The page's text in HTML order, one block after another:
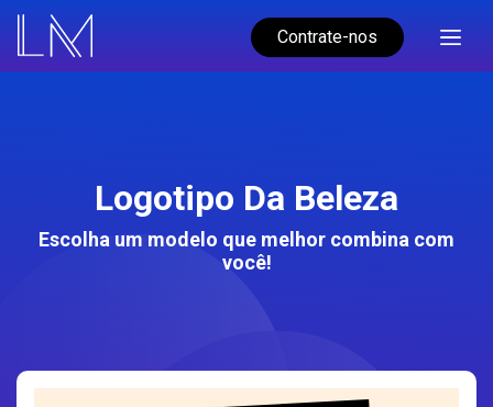
Contrate-nos
Logotipo Da Beleza
Escolha um modelo que melhor combina com
você!